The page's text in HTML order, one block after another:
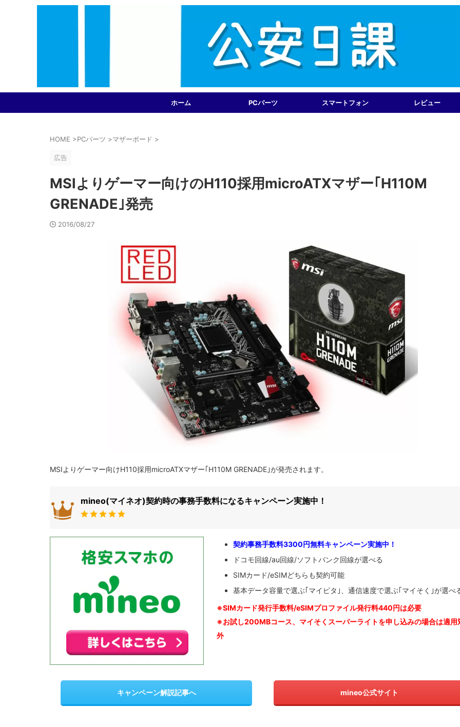
ホーム PCパーツ スマートフォン レビュー
HOME >PCパーツ >マザーボード >
広告
MSIよりゲーマー向けのH110採用microATXマザー｢H110M
GRENADE｣発売
2016/08/27
MSIよりゲーマー向けH110採用microATXマザー｢H110M GRENADE｣が発売されます。
mineo(マイネオ)契約時の事務手数料になるキャンペーン実施中！
契約事務手数料3300円無料キャンペーン実施中！
ドコモ回線/au回線/ソフトバンク回線が選べる
SIMカード/eSIMどちらも契約可能
基本データ容量で選ぶ｢マイピタ｣、通信速度で選ぶ｢マイそく｣が選べ
※SIMカード発行手数料/eSIMプロファイル発行料440円は必要
※お試し200MBコース、マイそくスーパーライトを申し込みの場合は適用
外
キャンペーン解説記事へ mineo公式サイト